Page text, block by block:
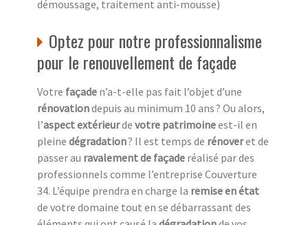
démoussage, traitement anti-mousse)
Optez pour notre professionnalisme
pour le renouvellement de façade
Votre façade n’a-t-elle pas fait l’objet d’une
rénovationdepuis au minimum 10 ans ? Ou alors,
l’aspect extérieurde votre patrimoineest-il en
pleine dégradation? Il est temps de rénoveret de
passer au ravalement de façade réalisé par des
professionnels comme l’entreprise Couverture
34. L’équipe prendra en charge la remise en état
de votre domaine tout en se débarrassant des